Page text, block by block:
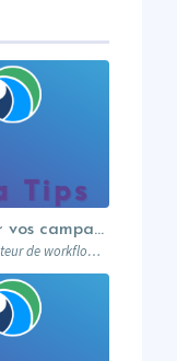
Visualiser et piloter vos campagnes avec les workflows graphiques Paminga.
Découvrez comment le moteur de workflows graphiques de Paminga vous permet de visualiser toute la logique de vos campagnes en un seul coup d’œil — branches conditionnelles, AB tests, waits et intégration Salesforce.